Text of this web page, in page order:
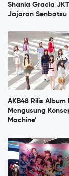
Shania Gracia
Jajaran Senbatsu
AKB48 Rilis Album
Mengusung
Machine’